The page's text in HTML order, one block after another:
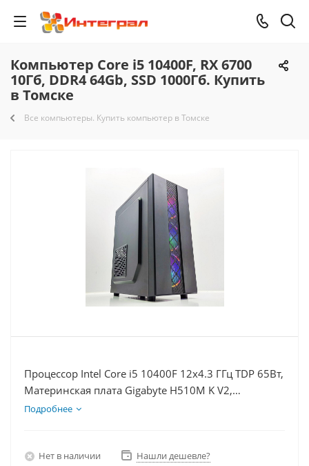
Компьютер Core i5 10400F, RX 6700
10Гб, DDR4 64Gb, SSD 1000Гб. Купить
в Томске
Все компьютеры. Купить компьютер в Томске
Процессор Intel Core i5 10400F 12x4.3 ГГц TDP 65Вт,
Материнская плата Gigabyte H510M K V2,
Видеокарта RX 6700 10Гб, Память DDR4 64Gb,
Подробнее
Нет в наличии Нашли дешевле?